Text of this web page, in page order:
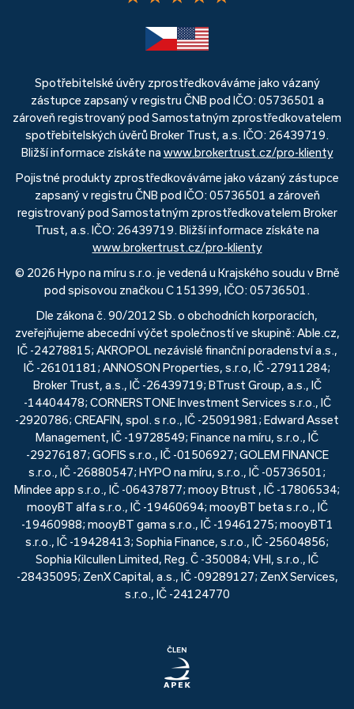
Spotřebitelské úvěry zprostředkováváme jako vázaný
zástupce zapsaný v registru ČNB pod IČO: 05736501 a
zároveň registrovaný pod Samostatným zprostředkovatelem
spotřebitelských úvěrů Broker Trust, a.s. IČO: 26439719.
Bližší informace získáte na www.brokertrust.cz/pro-klienty
Pojistné produkty zprostředkováváme jako vázaný zástupce
zapsaný v registru ČNB pod IČO: 05736501 a zároveň
registrovaný pod Samostatným zprostředkovatelem Broker
Trust, a.s. IČO: 26439719. Bližší informace získáte na
www.brokertrust.cz/pro-klienty
© 2026 Hypo na míru s.r.o. je vedená u Krajského soudu v Brně
pod spisovou značkou C 151399, IČO: 05736501.
Dle zákona č. 90/2012 Sb. o obchodních korporacích,
zveřejňujeme abecední výčet společností ve skupině: Able.cz,
IČ -24278815; AKROPOL nezávislé finanční poradenství a.s.,
IČ -26101181; ANNOSON Properties, s.r.o, IČ -27911284;
Broker Trust, a.s., IČ -26439719; BTrust Group, a.s., IČ
-14404478; CORNERSTONE Investment Services s.r.o., IČ
-2920786; CREAFIN, spol. s r.o., IČ -25091981; Edward Asset
Management, IČ -19728549; Finance na míru, s.r.o., IČ
-29276187; GOFIS s.r.o., IČ -01506927; GOLEM FINANCE
s.r.o., IČ -26880547; HYPO na míru, s.r.o., IČ -05736501;
Mindee app s.r.o., IČ -06437877; mooy Btrust , IČ -17806534;
mooyBT alfa s.r.o., IČ -19460694; mooyBT beta s.r.o., IČ
-19460988; mooyBT gama s.r.o., IČ -19461275; mooyBT1
s.r.o., IČ -19428413; Sophia Finance, s.r.o., IČ -25604856;
Sophia Kilcullen Limited, Reg. Č -350084; VHI, s.r.o., IČ
-28435095; ZenX Capital, a.s., IČ -09289127; ZenX Services,
s.r.o., IČ -24124770